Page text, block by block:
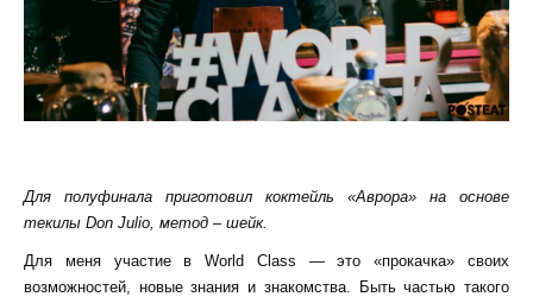
Для полуфинала приготовил коктейль «Аврора» на основе
текилы Don Julio, метод – шейк.
Для меня участие в World Class — это «прокачка» своих
возможностей, новые знания и знакомства. Быть частью такого